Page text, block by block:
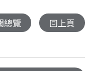
總覽 回上頁